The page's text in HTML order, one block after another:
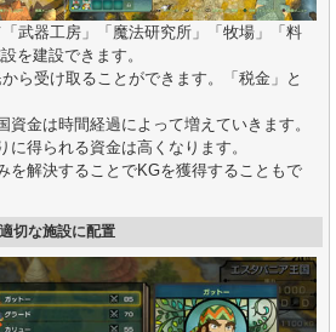
武器工房」「魔法研究所」「牧場」「料
を建設できます。
ら受け取ることができます。「税金」と
資金は時間経過によって増えていきます。
得られる資金は高くなります。
を解決することでKGを獲得することもで
切な施設に配置